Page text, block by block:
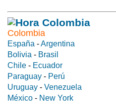
Colombia
España -Argentina
Bolivia - Brasil
Chile - Ecuador
Paraguay - Perú
Uruguay - Venezuela
México - New York